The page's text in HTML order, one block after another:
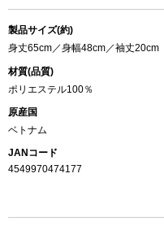
製品サイズ(約)
身丈65cm／身幅48cm／袖丈20cm
材質(品質)
ポリエステル100％
原産国
ベトナム
JANコード
4549970474177